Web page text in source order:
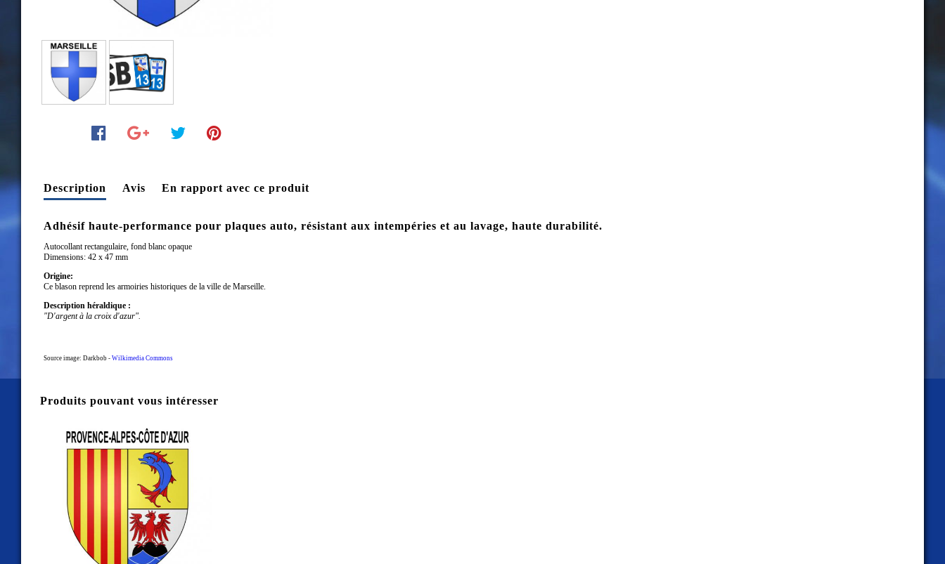
Description Avis En rapport avec ce produit
Adhésif haute-performance pour plaques auto, résistant aux intempéries et au lavage, haute durabilité.
Autocollant rectangulaire, fond blanc opaque
Dimensions: 42 x 47 mm
Origine:
Ce blason reprend les armoiries historiques de la ville de Marseille.
Description héraldique :
"D'argent à la croix d'azur".
Source image: Darkbob - Wilkimedia Commons
Produits pouvant vous intéresser